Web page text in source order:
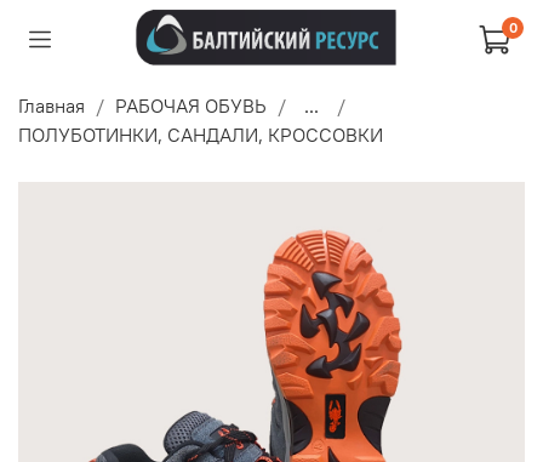
0
Главная РАБОЧАЯ ОБУВЬ
...
ПОЛУБОТИНКИ, САНДАЛИ, КРОССОВКИ